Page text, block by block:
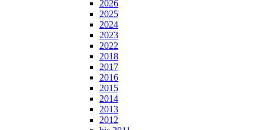
2026
2025
2024
2023
2022
2018
2017
2016
2015
2014
2013
2012